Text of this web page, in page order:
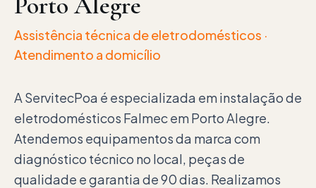
Assistência técnica de eletrodomésticos ·
Atendimento a domicílio
A ServitecPoa é especializada em instalação de
eletrodomésticos Falmec em Porto Alegre.
Atendemos equipamentos da marca com
diagnóstico técnico no local, peças de
qualidade e garantia de 90 dias. Realizamos